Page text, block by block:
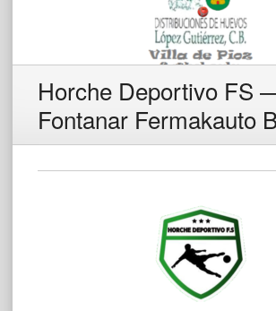
Horche Deportivo FS
Fontanar Fermakauto